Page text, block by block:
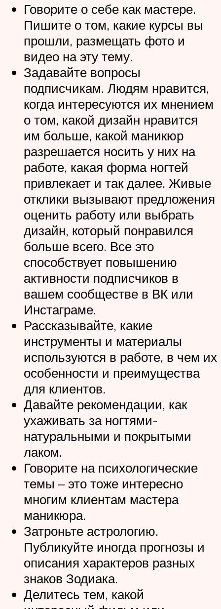
Говорите о себе как мастере.
Пишите о том, какие курсы вы
прошли, размещать фото и
видео на эту тему.
Задавайте вопросы
подписчикам. Людям нравится,
когда интересуются их мнением
о том, какой дизайн нравится
им больше, какой маникюр
разрешается носить у них на
работе, какая форма ногтей
привлекает и так далее. Живые
отклики вызывают предложения
оценить работу или выбрать
дизайн, который понравился
больше всего. Все это
способствует повышению
активности подписчиков в
вашем сообществе в ВК или
Инстаграме.
Рассказывайте, какие
инструменты и материалы
используются в работе, в чем их
особенности и преимущества
для клиентов.
Давайте рекомендации, как
ухаживать за ногтями-
натуральными и покрытыми
лаком.
Говорите на психологические
темы – это тоже интересно
многим клиентам мастера
маникюра.
Затроньте астрологию.
Публикуйте иногда прогнозы и
описания характеров разных
знаков Зодиака.
Делитесь тем, какой